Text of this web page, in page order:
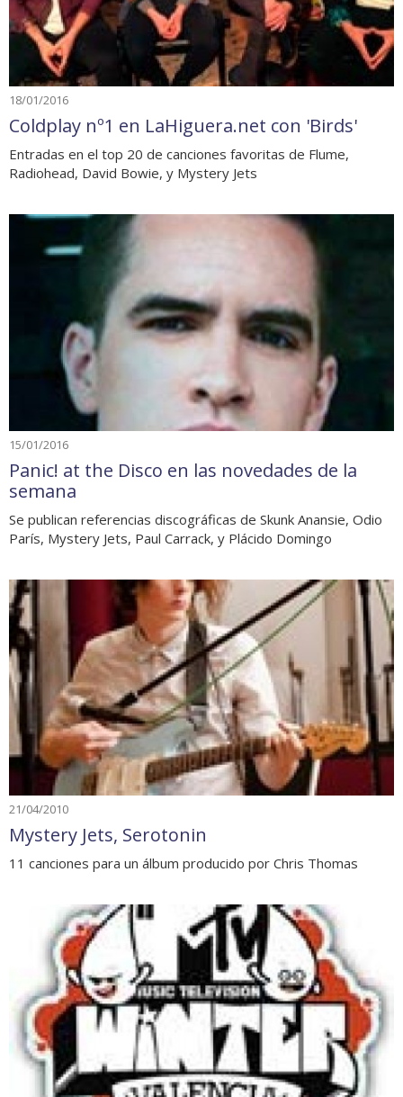
18/01/2016
Coldplay nº1 en LaHiguera.net con 'Birds'
Entradas en el top 20 de canciones favoritas de Flume,
Radiohead, David Bowie, y Mystery Jets
15/01/2016
Panic! at the Disco en las novedades de la
semana
Se publican referencias discográficas de Skunk Anansie, Odio
París, Mystery Jets, Paul Carrack, y Plácido Domingo
21/04/2010
Mystery Jets, Serotonin
11 canciones para un álbum producido por Chris Thomas